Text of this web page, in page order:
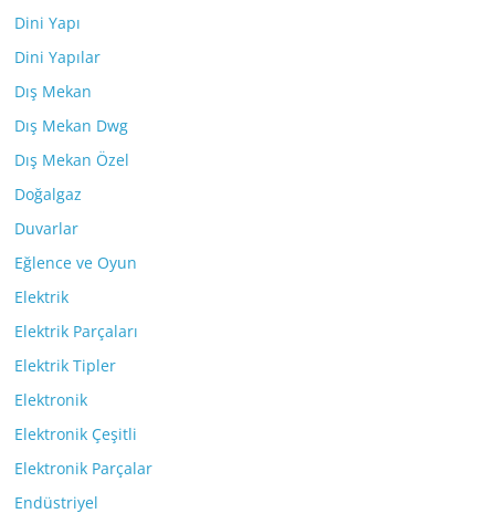
Dini Yapı
Dini Yapılar
Dış Mekan
Dış Mekan Dwg
Dış Mekan Özel
Doğalgaz
Duvarlar
Eğlence ve Oyun
Elektrik
Elektrik Parçaları
Elektrik Tipler
Elektronik
Elektronik Çeşitli
Elektronik Parçalar
Endüstriyel